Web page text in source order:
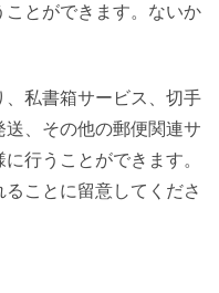
とができます。ないか
、私書箱サービス、切手
、その他の郵便関連サ
行うことができます。
ことに留意してくださ